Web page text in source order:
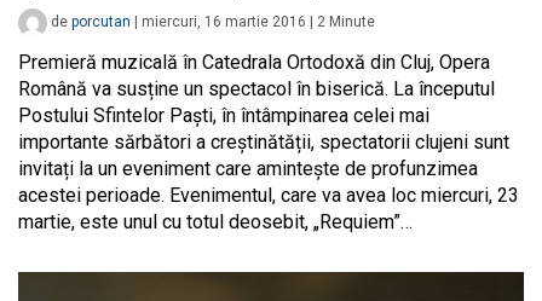
de porcutan miercuri, 16 martie 2016 2 Minute
Premieră muzicală în Catedrala Ortodoxă din Cluj, Opera
Română va susține un spectacol în biserică. La începutul
Postului Sfintelor Paști, în întâmpinarea celei mai
importante sărbători a creștinătății, spectatorii clujeni sunt
invitați la un eveniment care amintește de profunzimea
acestei perioade. Evenimentul, care va avea loc miercuri, 23
martie, este unul cu totul deosebit, „Requiem”…